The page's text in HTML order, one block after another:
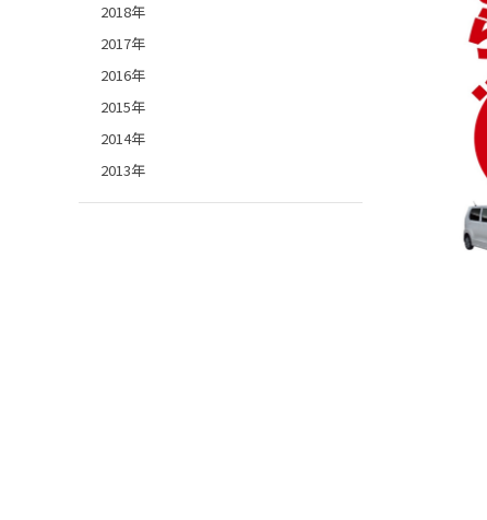
2018年
2017年
2016年
2015年
2014年
2013年